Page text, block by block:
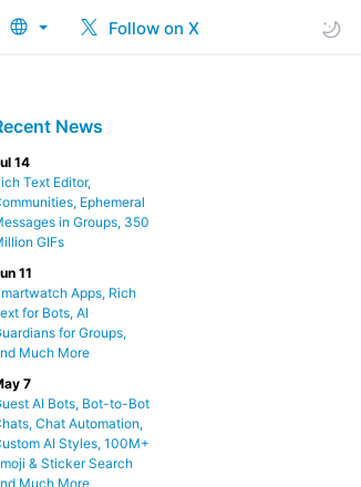
Follow on X
News
14
Text Editor,
Ephemeral
in Groups, 350
GIFs
11
Apps, Rich
for Bots, AI
for Groups,
Much More
7
AI Bots, Bot-to-Bot
Chat Automation,
AI Styles, 100M+
& Sticker Search
Much More